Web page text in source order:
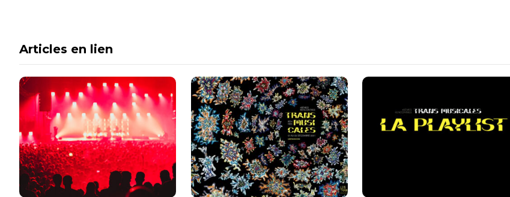
Articles en lien